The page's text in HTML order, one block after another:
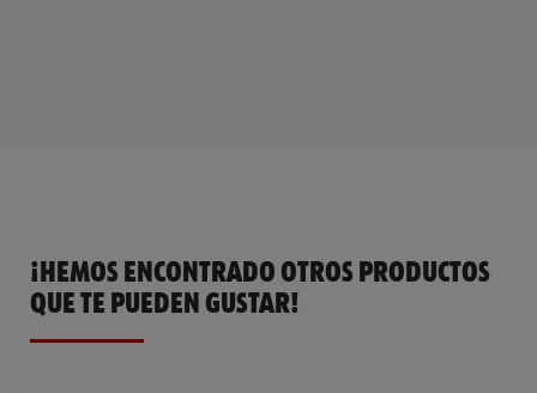
¡HEMOS ENCONTRADO OTROS PRODUCTOS
QUE TE PUEDEN GUSTAR!